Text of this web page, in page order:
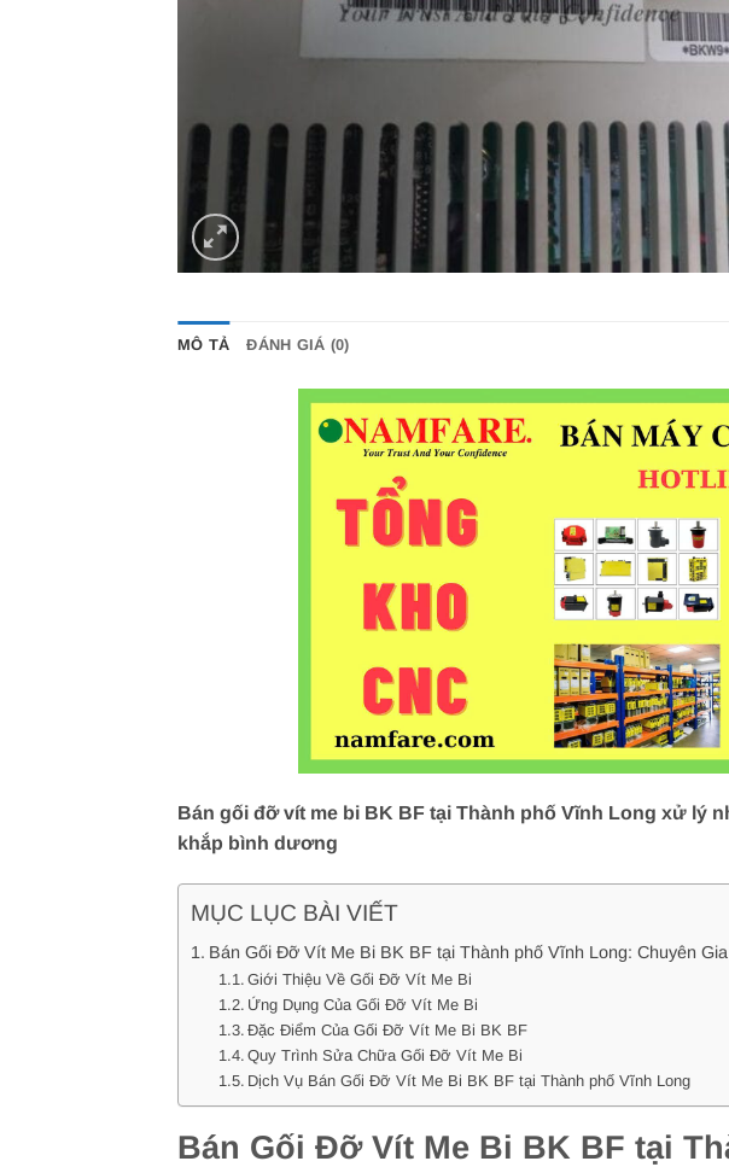
MÔ TẢ ĐÁNH GIÁ (0)
Bán gối đỡ vít me bi BK BF tại Thành phố Vĩnh Long xử lý
khắp bình dương
MỤC LỤC BÀI VIẾT
Bán Gối Đỡ Vít Me Bi BK BF tại Thành phố Vĩnh Long: Chuyên
Giới Thiệu Về Gối Đỡ Vít Me Bi
Ứng Dụng Của Gối Đỡ Vít Me Bi
Đặc Điểm Của Gối Đỡ Vít Me Bi BK BF
Quy Trình Sửa Chữa Gối Đỡ Vít Me Bi
Dịch Vụ Bán Gối Đỡ Vít Me Bi BK BF tại Thành phố Vĩnh Long
Bán Gối Đỡ Vít Me Bi BK BF tại